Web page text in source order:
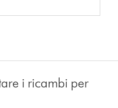
i ricambi per